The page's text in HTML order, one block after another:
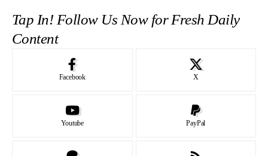
Tap In! Follow Us Now for Fresh Daily
Content
Facebook X
Youtube PayPal